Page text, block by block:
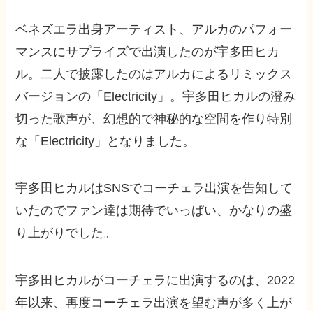
ベネズエラ出身アーティスト、アルカのパフォー
マンスにサプライズで出演したのが宇多田ヒカ
ル。二人で披露したのはアルカによるリミックス
バージョンの「Electricity」。宇多田ヒカルの澄み
切った歌声が、幻想的で神秘的な空間を作り特別
な「Electricity」となりました。
宇多田ヒカルはSNSでコーチェラ出演を告知して
いたのでファン達は期待でいっぱい、かなりの盛
り上がりでした。
宇多田ヒカルがコーチェラに出演するのは、2022
年以来、再度コーチェラ出演を望む声が多く上が